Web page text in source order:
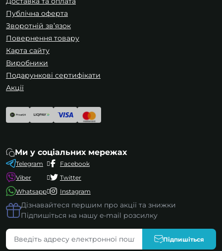
Публічна оферта
Зворотній зв’язок
Повернення товару
Карта сайту
Виробники
Подарункові сертифікати
Акції
Ми у соціальних мережах
Telegram
Viber
Whatsapp
Facebook
Twitter
Instagram
Дізнавайтеся першим про акції та знижки
Підпишіться на нашу e-mail розсилку
Підпишіться